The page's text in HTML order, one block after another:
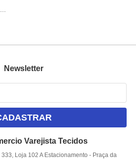
Newsletter
Varejista Tecidos
Loja 102 A Estacionamento - Praça da